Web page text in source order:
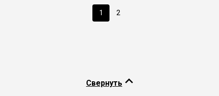
1 2
Свернуть